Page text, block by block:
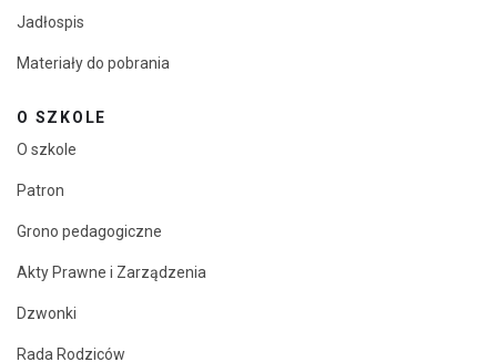
Jadłospis
Materiały do pobrania
O SZKOLE
O szkole
Patron
Grono pedagogiczne
Akty Prawne i Zarządzenia
Dzwonki
Rada Rodziców